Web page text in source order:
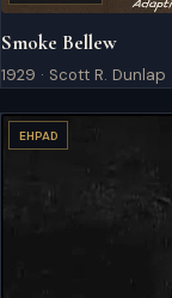
Smoke Bellew
1929 · Scott R. Dunlap
EHPAD